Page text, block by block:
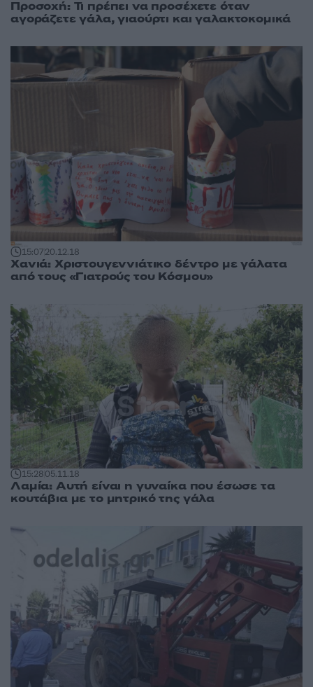
Προσοχή: Τι πρέπει να προσέχετε όταν
αγοράζετε γάλα, γιαούρτι και γαλακτοκομικά
15:0720.12.18
Χανιά: Χριστουγεννιάτικο δέντρο με γάλατα
από τους «Γιατρούς του Κόσμου»
15:2805.11.18
Λαμία: Αυτή είναι η γυναίκα που έσωσε τα
κουτάβια με το μητρικό της γάλα